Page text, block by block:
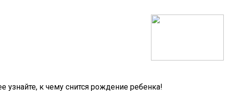
к чему снится рождение ребенка!